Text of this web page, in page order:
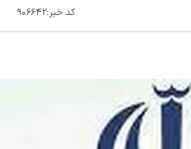
کد خبر:۹۰۶۶۴۲